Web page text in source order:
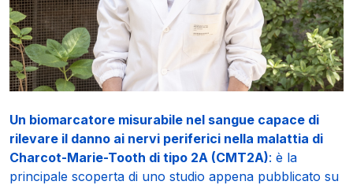
Un biomarcatore misurabile nel sangue capace di
rilevare il danno ai nervi periferici nella malattia di
Charcot-Marie-Tooth di tipo 2A (CMT2A): è la
principale scoperta di uno studio appena pubblicato su